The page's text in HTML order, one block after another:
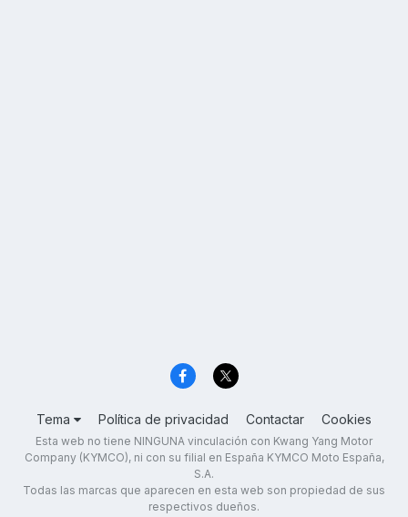
Tema Política de privacidad Contactar Cookies
Esta web no tiene NINGUNA vinculación con Kwang Yang Motor
Company (KYMCO), ni con su filial en España KYMCO Moto España,
S.A.
Todas las marcas que aparecen en esta web son propiedad de sus
respectivos dueños.